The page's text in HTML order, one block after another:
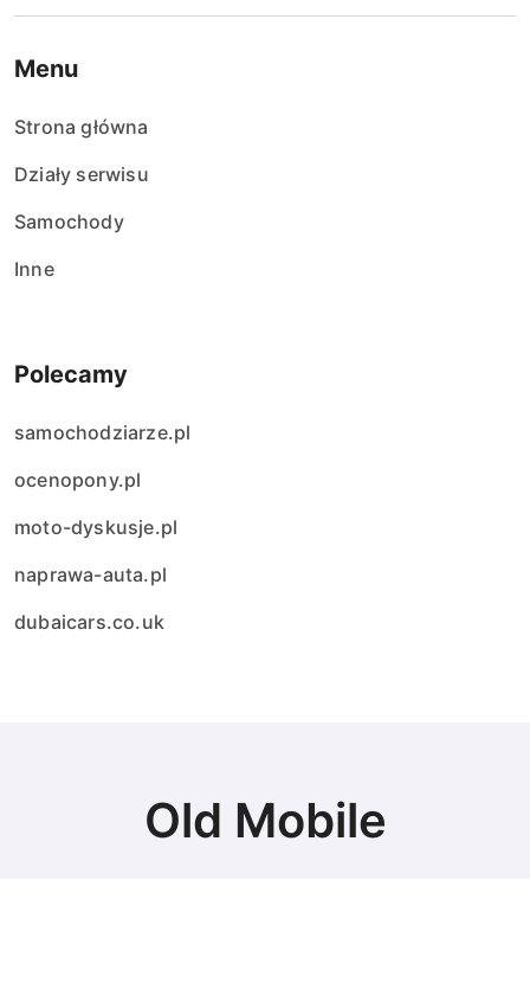
Menu
Strona główna
Działy serwisu
Samochody
Inne
Polecamy
samochodziarze.pl
ocenopony.pl
moto-dyskusje.pl
naprawa-auta.pl
dubaicars.co.uk
Old Mobile